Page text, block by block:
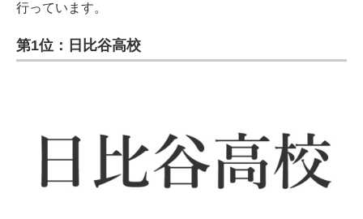
行っています。
第1位：日比谷高校